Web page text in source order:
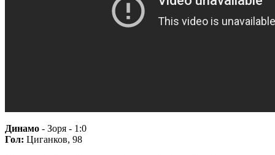
Динамо - Зоря - 1:0
Гол: Циганков, 98